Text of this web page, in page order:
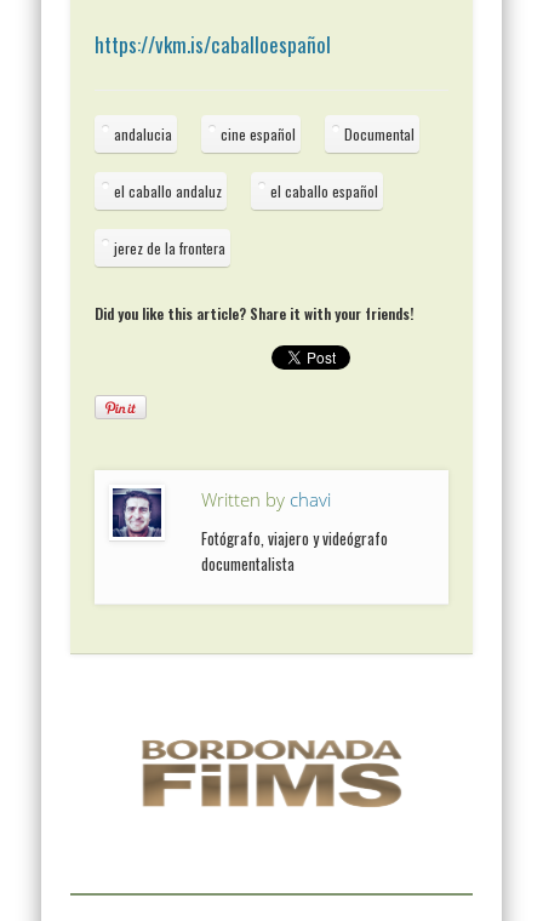
https://vkm.is/caballoespañol
andalucia cine español Documental
el caballo andaluz el caballo español
jerez de la frontera
Did you like this article? Share it with your friends!
Written by chavi
Fotógrafo, viajero y videógrafo
documentalista